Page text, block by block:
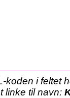
koden i feltet
linke til navn: